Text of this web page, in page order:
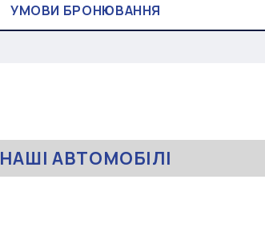
УМОВИ БРОНЮВАННЯ
НАШІ АВТОМОБІЛІ